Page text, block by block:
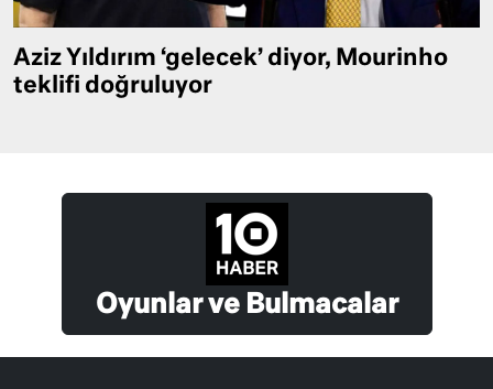
Aziz Yıldırım ‘gelecek’ diyor, Mourinho
teklifi doğruluyor
Oyunlar ve Bulmacalar